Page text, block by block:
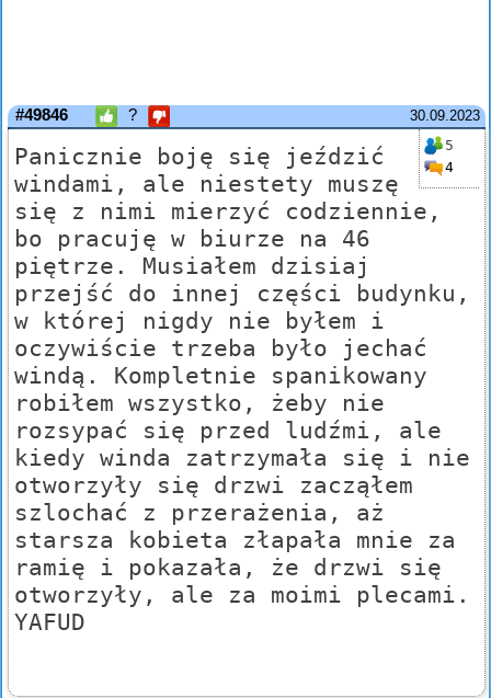
30.09.2023
#49846 ?
5
4
Panicznie boję się jeździć
windami, ale niestety muszę
się z nimi mierzyć codziennie,
bo pracuję w biurze na 46
piętrze. Musiałem dzisiaj
przejść do innej części budynku,
w której nigdy nie byłem i
oczywiście trzeba było jechać
windą. Kompletnie spanikowany
robiłem wszystko, żeby nie
rozsypać się przed ludźmi, ale
kiedy winda zatrzymała się i nie
otworzyły się drzwi zacząłem
szlochać z przerażenia, aż
starsza kobieta złapała mnie za
ramię i pokazała, że drzwi się
otworzyły, ale za moimi plecami.
YAFUD